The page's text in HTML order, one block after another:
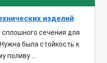
изделий
сечения для
была стойкость к
поливу ...